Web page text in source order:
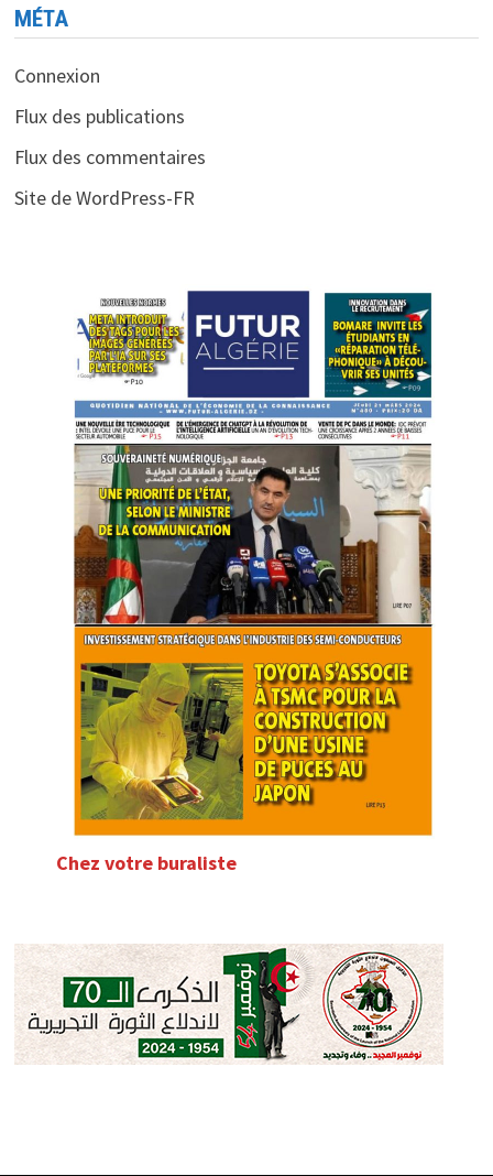
MÉTA
Connexion
Flux des publications
Flux des commentaires
Site de WordPress-FR
Chez votre buraliste